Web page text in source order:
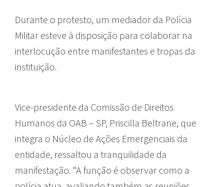
Durante o protesto, um mediador da Polícia
Militar esteve à disposição para colaborar na
interlocução entre manifestantes e tropas da
instituição.
Vice-presidente da Comissão de Direitos
Humanos da OAB – SP, Priscilla Beltrane, que
integra o Núcleo de Ações Emergenciais da
entidade, ressaltou a tranquilidade da
manifestação. “A função é observar como a